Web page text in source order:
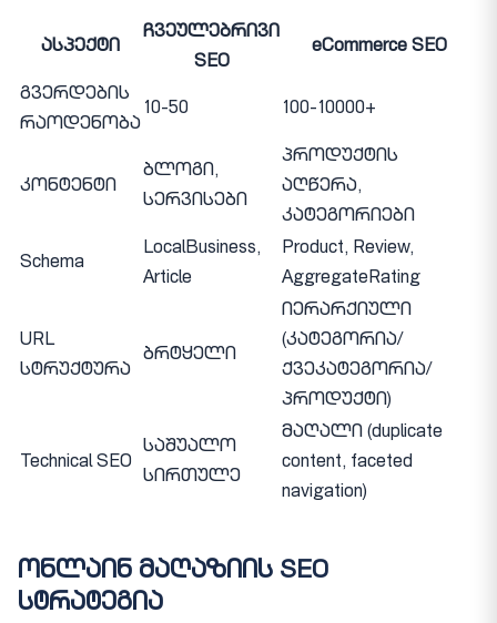
ასპექტი
ჩვეულებრივი
SEO
eCommerce SEO
გვერდების
რაოდენობა
10-50 100-10000+
კონტენტი
ბლოგი,
სერვისები
პროდუქტის
აღწერა,
კატეგორიები
Schema
LocalBusiness,
Article
Product, Review,
AggregateRating
URL
სტრუქტურა
ბრტყელი
იერარქიული
(კატეგორია/
ქვეკატეგორია/
პროდუქტი)
Technical SEO
საშუალო
სირთულე
მაღალი (duplicate
content, faceted
navigation)
ონლაინ მაღაზიის SEO
სტრატეგია